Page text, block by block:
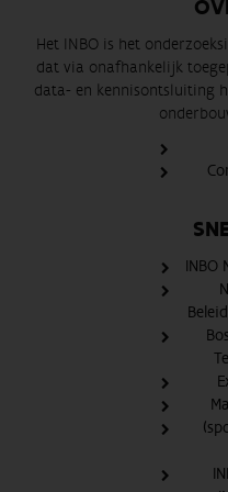
Het INBO is het
dat via onafhankelijk
data- en kennisontsluiting
INBO